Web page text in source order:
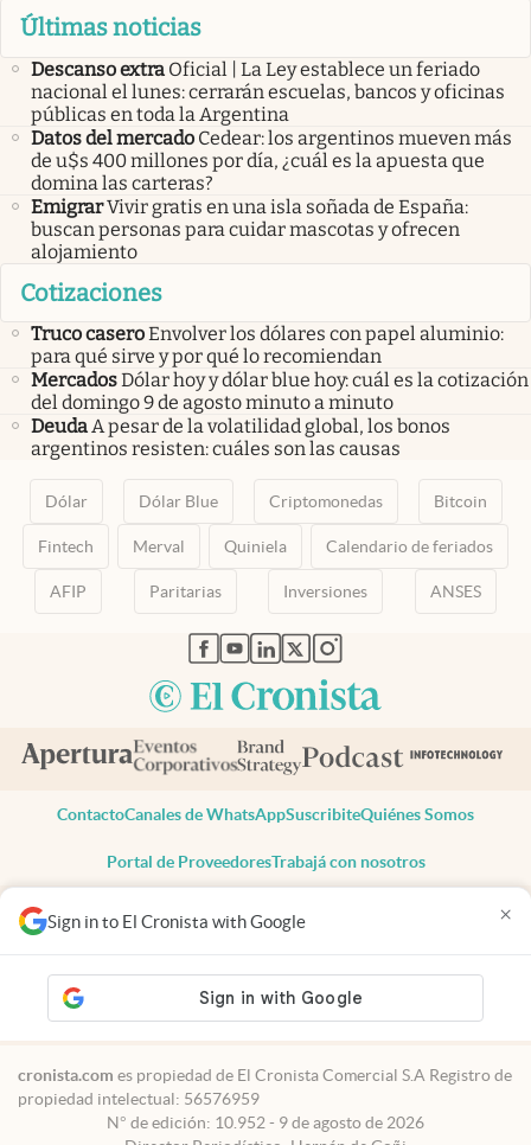
Sign in to El Cronista with Google ×
Últimas noticias
Descanso extra Oficial | La Ley establece un feriado
nacional el lunes: cerrarán escuelas, bancos y oficinas
públicas en toda la Argentina
Datos del mercado Cedear: los argentinos mueven más
de u$s 400 millones por día, ¿cuál es la apuesta que
domina las carteras?
EmigrarVivir gratis en una isla soñada de España:
buscan personas para cuidar mascotas y ofrecen
alojamiento
Cotizaciones
Truco caseroEnvolver los dólares con papel aluminio:
para qué sirve y por qué lo recomiendan
MercadosDólar hoy y dólar blue hoy: cuál es la cotización
del domingo 9 de agosto minuto a minuto
DeudaA pesar de la volatilidad global, los bonos
argentinos resisten: cuáles son las causas
Dólar Dólar Blue Criptomonedas Bitcoin
Fintech Merval Quiniela Calendario de feriados
AFIP Paritarias Inversiones ANSES
abre en nueva pestaña
abre en nueva pestaña
abre en nueva pestaña
abre en nueva pestaña
abre en nueva pestaña
ContactoCanales de WhatsAppSuscribiteQuiénes Somos
Portal de ProveedoresTrabajá con nosotros
Todos los derechos reservados
Privacidad
Consentimiento
Tel:+54 11 7078-3270
cronista.com es propiedad de El Cronista Comercial S.A Registro de
propiedad intelectual: 56576959
N° de edición: 10.952 - 9 de agosto de 2026